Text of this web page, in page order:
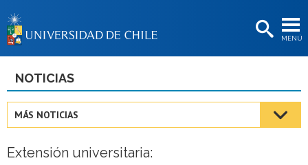
MENÚ
BIBLIOTECAS
Estudiantes
Académicas/os
NOTICIAS
MÁS NOTICIAS
Extensión universitaria: